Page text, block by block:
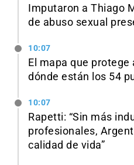
Imputaron a Thiago
de abuso sexual
10:07
El mapa que protege
dónde están los 54
10:07
Rapetti: “Sin más
profesionales,
calidad de vida”